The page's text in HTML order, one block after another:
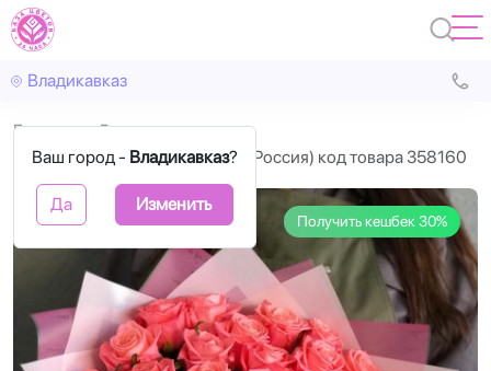
Владикавказ
Ваш город - Владикавказ?
Да Изменить
Главная
Розы
Розовые розы 50 см 25 шт. (Россия) код товара 358160
Получить кешбек 30%